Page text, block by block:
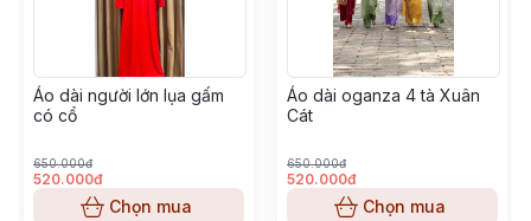
Áo dài người lớn lụa gấm
có cổ
650.000đ
520.000đ
Chọn mua
Áo dài oganza 4 tà Xuân
Cát
650.000đ
520.000đ
Chọn mua